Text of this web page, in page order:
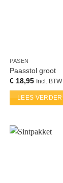
PASEN
Paasstol groot
€ 18,95 Incl. BTW
LEES VERDER